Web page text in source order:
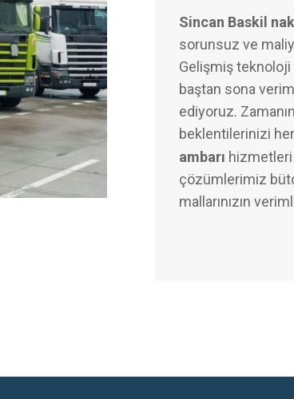
Sincan Baskil
sorunsuz ve
Gelişmiş teknoloji
baştan sona
ediyoruz.
beklentilerinizi
ambarı
çözümlerimiz
mallarınızın